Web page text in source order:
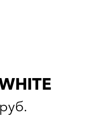
руб.